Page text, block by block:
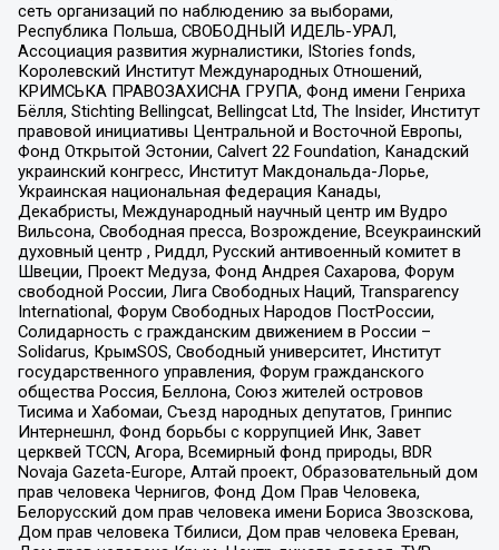
сеть организаций по наблюдению за выборами,
Республика Польша, СВОБОДНЫЙ ИДЕЛЬ-УРАЛ,
Ассоциация развития журналистики, IStories fonds,
Королевский Институт Международных Отношений,
КРИМСЬКА ПРАВОЗАХИСНА ГРУПА, Фонд имени Генриха
Бёлля, Stichting Bellingcat, Bellingcat Ltd, The Insider, Институт
правовой инициативы Центральной и Восточной Европы,
Фонд Открытой Эстонии, Calvert 22 Foundation, Канадский
украинский конгресс, Институт Макдональда-Лорье,
Украинская национальная федерация Канады,
Декабристы, Международный научный центр им Вудро
Вильсона, Свободная пресса, Возрождение, Всеукраинский
духовный центр , Риддл, Русский антивоенный комитет в
Швеции, Проект Медуза, Фонд Андрея Сахарова, Форум
свободной России, Лига Свободных Наций, Transparеncy
International, Форум Свободных Народов ПостРоссии,
Солидарность с гражданским движением в России –
Solidarus, КрымSOS, Свободный университет, Институт
государственного управления, Форум гражданского
общества Россия, Беллона, Союз жителей островов
Тисима и Хабомаи, Съезд народных депутатов, Гринпис
Интернешнл, Фонд борьбы с коррупцией Инк, Завет
церквей TCCN, Агора, Всемирный фонд природы, BDR
Novaja Gazeta-Europe, Алтай проект, Образовательный дом
прав человека Чернигов, Фонд Дом Прав Человека,
Белорусский дом прав человека имени Бориса Звозскова,
Дом прав человека Тбилиси, Дом прав человека Ереван,